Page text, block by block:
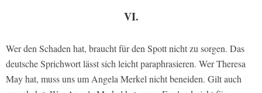
VI.
Wer den Schaden hat, braucht für den Spott nicht zu sorgen. Das
deutsche Sprichwort lässt sich leicht paraphrasieren. Wer Theresa
May hat, muss uns um Angela Merkel nicht beneiden. Gilt auch